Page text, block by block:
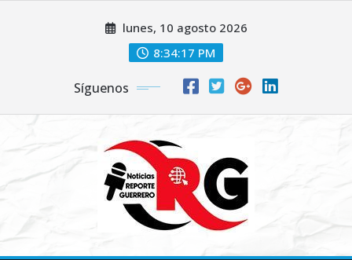
lunes, 10 agosto 2026
8:34:18 PM
Síguenos